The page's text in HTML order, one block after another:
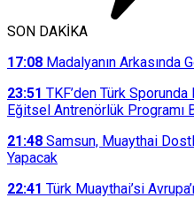
SON DAKİKA
17:08 Madalyanın Arkasında
23:51 TKF’den Türk
Eğitsel Antrenörlük Programı
21:48 Samsun, Muaythai
Yapacak
22:41 Türk Muaythai’si